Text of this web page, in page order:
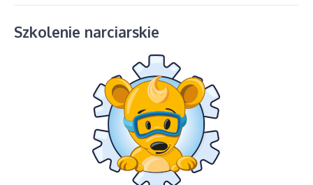
Szkolenie narciarskie